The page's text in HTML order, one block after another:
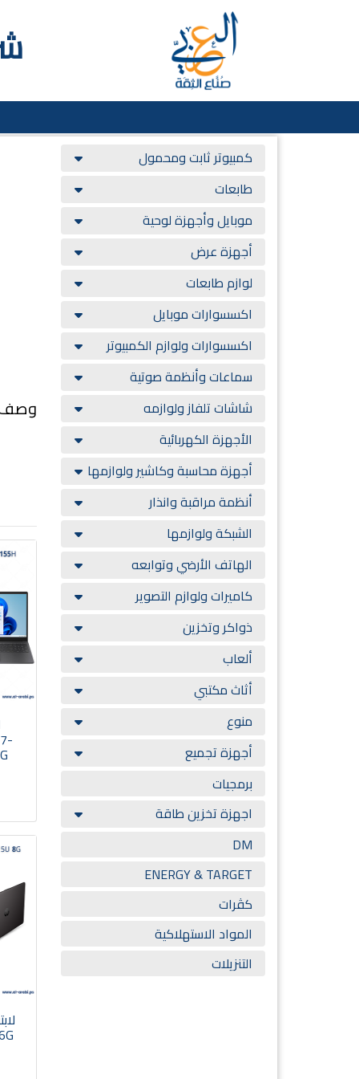
كمبيوتر ثابت ومحمول
طابعات
موبايل وأجهزة لوحية
أجهزة عرض
لوازم طابعات
اكسسوارات موبايل
اكسسوارات ولوازم الكمبيوتر
سماعات وأنظمة صوتية
شاشات تلفاز ولوازمه
الأجهزة الكهربائية
أجهزة محاسبة وكاشير ولوازمها
أنظمة مراقبة وانذار
الشبكة ولوازمها
الهاتف الأرضي وتوابعه
كاميرات ولوازم التصوير
ذواكر وتخزين
ألعاب
أثاث مكتبي
منوع
أجهزة تجميع
برمجيات
اجهزة تخزين طاقة
DM
ENERGY & TARGET
كڤرات
المواد الاستهلاكية
التنزيلات
وصف